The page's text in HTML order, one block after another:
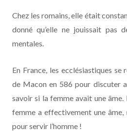
Chez les romains, elle était
donné qu’elle ne jouissait pas
mentales.
En France, les ecclésiastiques
de Macon en 586 pour discuter
savoir si la femme avait une âme.
femme a effectivement une âme,
pour servir l’homme !